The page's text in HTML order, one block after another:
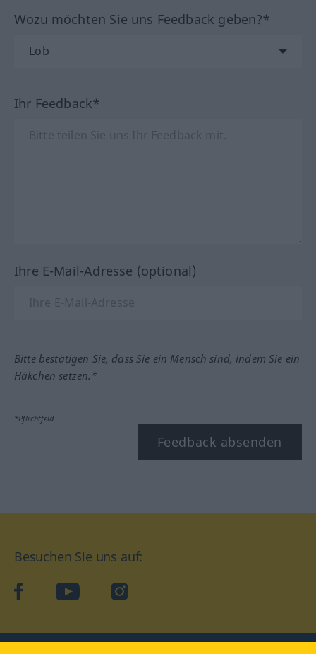
Wozu möchten Sie uns Feedback geben?*
Ihr Feedback*
Ihre E-Mail-Adresse (optional)
Bitte bestätigen Sie, dass Sie ein Mensch sind, indem Sie ein
Häkchen setzen.*
*Pflichtfeld
Feedback absenden
Besuchen Sie uns auf:
facebookYouTube Instagram